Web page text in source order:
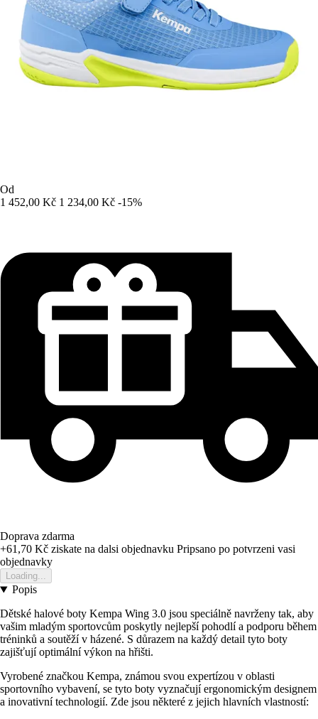
Od
1 452,00 Kč 1 234,00 Kč -15%
Doprava zdarma
+61,70 Kč ziskate na dalsi objednavku Pripsano po potvrzeni vasi
objednavky
Loading...
Popis
Dětské halové boty Kempa Wing 3.0 jsou speciálně navrženy tak, aby
vašim mladým sportovcům poskytly nejlepší pohodlí a podporu během
tréninků a soutěží v házené. S důrazem na každý detail tyto boty
zajišťují optimální výkon na hřišti.
Vyrobené značkou Kempa, známou svou expertízou v oblasti
sportovního vybavení, se tyto boty vyznačují ergonomickým designem
a inovativní technologií. Zde jsou některé z jejich hlavních vlastností: